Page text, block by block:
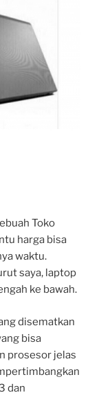
Toko
harga bisa
waktu.
saya, laptop
ke bawah.
disematkan
bisa
prosesor jelas
dan